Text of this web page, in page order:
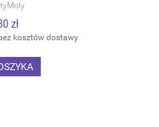
zł
kosztów dostawy